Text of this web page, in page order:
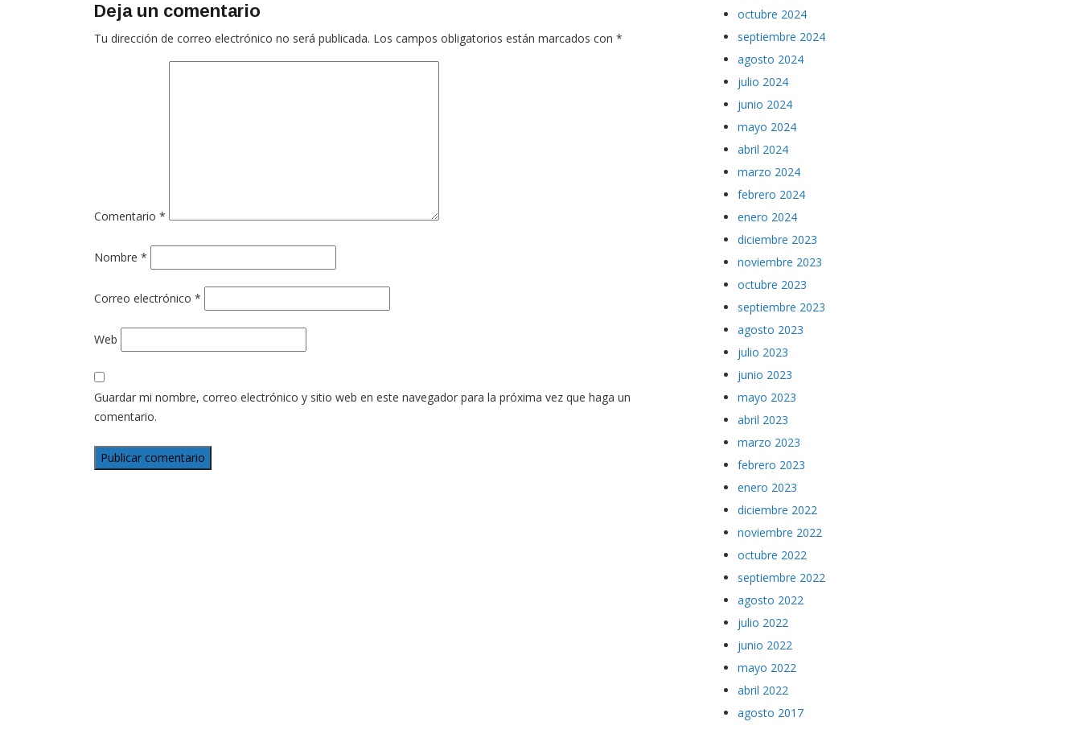
Deja un comentario
Tu dirección de correo electrónico no será publicada. Los campos obligatorios están marcados con *
Comentario *
Nombre *
Correo electrónico *
Web
Guardar mi nombre, correo electrónico y sitio web en este navegador para la próxima vez que haga un
comentario.
octubre 2024
septiembre 2024
agosto 2024
julio 2024
junio 2024
mayo 2024
abril 2024
marzo 2024
febrero 2024
enero 2024
diciembre 2023
noviembre 2023
octubre 2023
septiembre 2023
agosto 2023
julio 2023
junio 2023
mayo 2023
abril 2023
marzo 2023
febrero 2023
enero 2023
diciembre 2022
noviembre 2022
octubre 2022
septiembre 2022
agosto 2022
julio 2022
junio 2022
mayo 2022
abril 2022
agosto 2017